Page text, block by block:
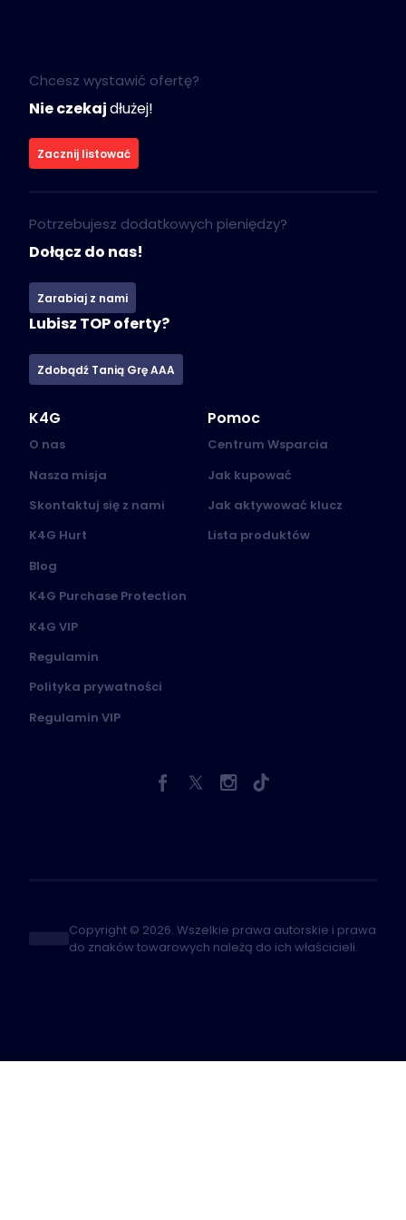
Chcesz wystawić ofertę?
Nie czekajdłużej!
Zacznij listować
Potrzebujesz dodatkowych pieniędzy?
Dołącz do nas!
Zarabiaj z nami
Lubisz TOP oferty?
Zdobądź Tanią Grę AAA
K4G
O nas
Nasza misja
Skontaktuj się z nami
K4G Hurt
Blog
K4G Purchase Protection
K4G VIP
Regulamin
Polityka prywatności
Regulamin VIP
Pomoc
Centrum Wsparcia
Jak kupować
Jak aktywować klucz
Lista produktów
Copyright © 2026. Wszelkie prawa autorskie i prawa
do znaków towarowych należą do ich właścicieli.